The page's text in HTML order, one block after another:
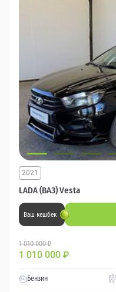
LADA (ВАЗ) Vesta
2021
Ваш кешбек
1 010 000 ₽
1 010 000 ₽
Бензин